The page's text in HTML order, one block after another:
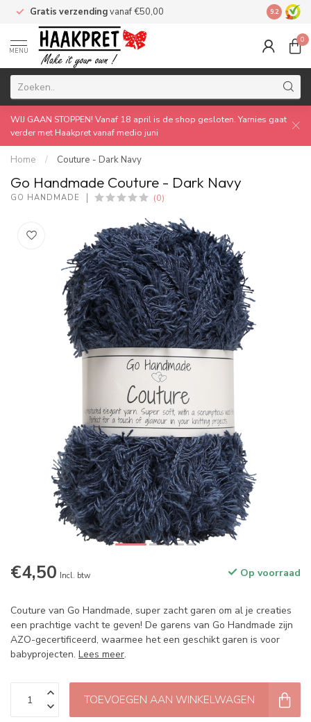
Gratis verzendingvanaf €50,00 Made by
9.2
MENU
0
WIJ GAAN STOPPEN! Vanaf 18 april is de shop gesloten. Yarnies gaat
verder met Haakpret vanaf medio juni
Home / Couture - Dark Navy
Go Handmade Couture - Dark Navy
GO HANDMADE (0)
€4,50 Incl. btw Op voorraad
Couture van Go Handmade, super zacht garen om al je creaties
een prachtige vacht te geven! De garens van Go Handmade zijn
AZO-gecertificeerd, waarmee het een geschikt garen is voor
babyprojecten. Lees meer.
TOEVOEGEN AAN WINKELWAGEN